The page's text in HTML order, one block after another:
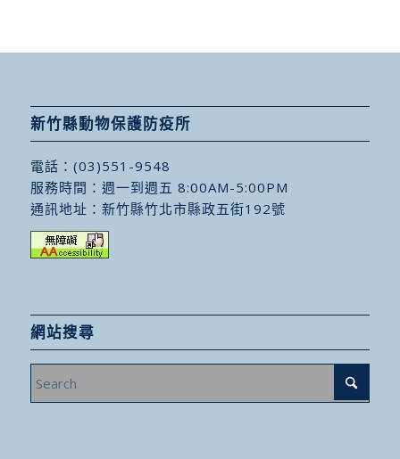
新竹縣動物保護防疫所
電話： (03)551-9548
服務時間：週一到週五 8:00AM-5:00PM
通訊地址： 新竹縣竹北市縣政五街192號
網站搜尋